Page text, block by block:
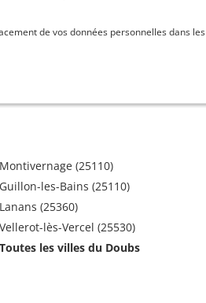
de vos données personnelles dans les
Montivernage (25110)
Guillon-les-Bains (25110)
Lanans (25360)
Vellerot-lès-Vercel (25530)
Toutes les villes du Doubs